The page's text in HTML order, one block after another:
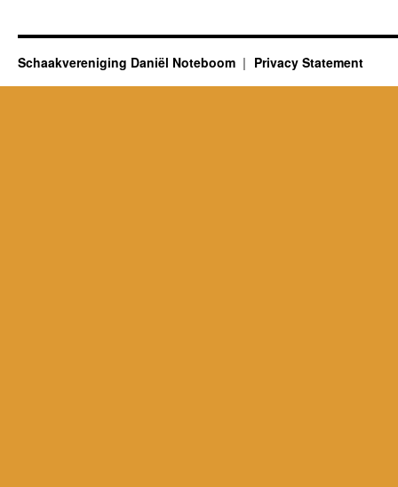
Schaakvereniging Daniël Noteboom Privacy Statement